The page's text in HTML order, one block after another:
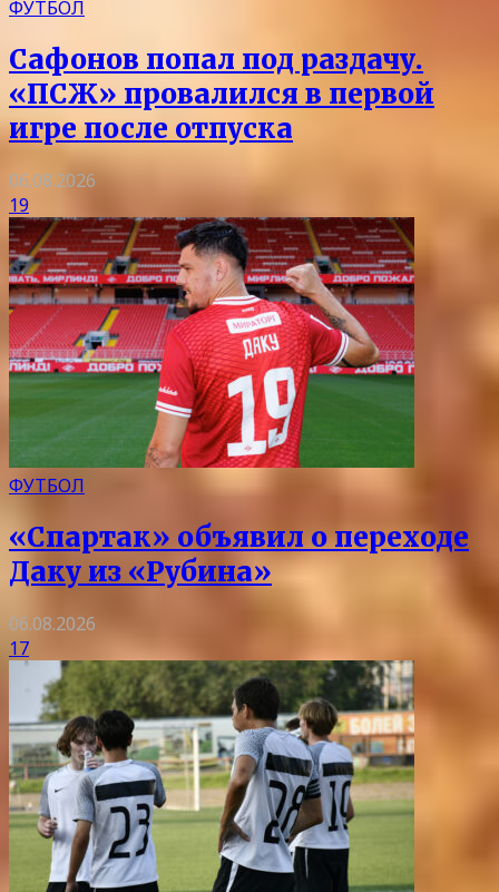
ФУТБОЛ
Сафонов попал под раздачу.
«ПСЖ» провалился в первой
игре после отпуска
06.08.2026
19
ФУТБОЛ
«Спартак» объявил о переходе
Даку из «Рубина»
06.08.2026
17